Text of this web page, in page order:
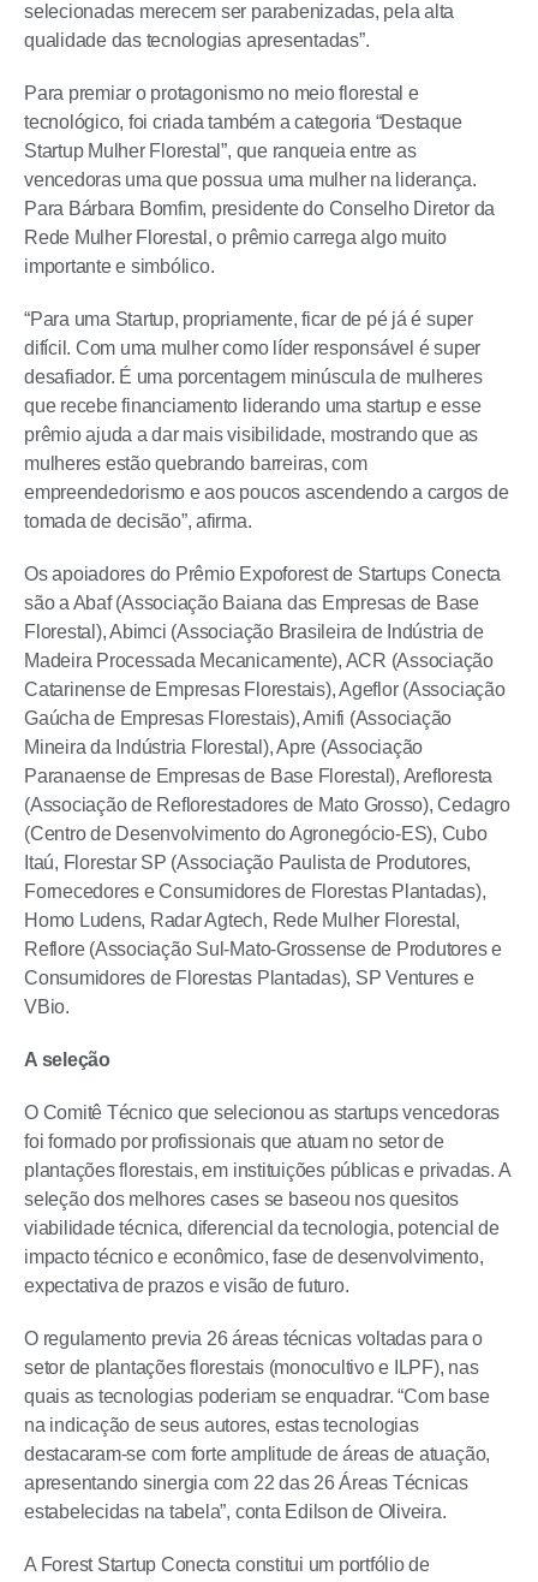
selecionadas merecem ser parabenizadas, pela alta
qualidade das tecnologias apresentadas”.
Para premiar o protagonismo no meio florestal e
tecnológico, foi criada também a categoria “Destaque
Startup Mulher Florestal”, que ranqueia entre as
vencedoras uma que possua uma mulher na liderança.
Para Bárbara Bomfim, presidente do Conselho Diretor da
Rede Mulher Florestal, o prêmio carrega algo muito
importante e simbólico.
“Para uma Startup, propriamente, ficar de pé já é super
difícil. Com uma mulher como líder responsável é super
desafiador. É uma porcentagem minúscula de mulheres
que recebe financiamento liderando uma startup e esse
prêmio ajuda a dar mais visibilidade, mostrando que as
mulheres estão quebrando barreiras, com
empreendedorismo e aos poucos ascendendo a cargos de
tomada de decisão”, afirma.
Os apoiadores do Prêmio Expoforest de Startups Conecta
são a Abaf (Associação Baiana das Empresas de Base
Florestal), Abimci (Associação Brasileira de Indústria de
Madeira Processada Mecanicamente), ACR (Associação
Catarinense de Empresas Florestais), Ageflor (Associação
Gaúcha de Empresas Florestais), Amifi (Associação
Mineira da Indústria Florestal), Apre (Associação
Paranaense de Empresas de Base Florestal), Arefloresta
(Associação de Reflorestadores de Mato Grosso), Cedagro
(Centro de Desenvolvimento do Agronegócio-ES), Cubo
Itaú, Florestar SP (Associação Paulista de Produtores,
Fornecedores e Consumidores de Florestas Plantadas),
Homo Ludens, Radar Agtech, Rede Mulher Florestal,
Reflore (Associação Sul-Mato-Grossense de Produtores e
Consumidores de Florestas Plantadas), SP Ventures e
VBio.
A seleção
O Comitê Técnico que selecionou as startups vencedoras
foi formado por profissionais que atuam no setor de
plantações florestais, em instituições públicas e privadas. A
seleção dos melhores cases se baseou nos quesitos
viabilidade técnica, diferencial da tecnologia, potencial de
impacto técnico e econômico, fase de desenvolvimento,
expectativa de prazos e visão de futuro.
O regulamento previa 26 áreas técnicas voltadas para o
setor de plantações florestais (monocultivo e ILPF), nas
quais as tecnologias poderiam se enquadrar. “Com base
na indicação de seus autores, estas tecnologias
destacaram-se com forte amplitude de áreas de atuação,
apresentando sinergia com 22 das 26 Áreas Técnicas
estabelecidas na tabela”, conta Edilson de Oliveira.
A Forest Startup Conecta constitui um portfólio de